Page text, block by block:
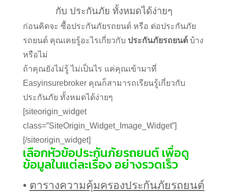
กับ ประกันภัย ทั้งหมดได้ง่ายๆ
ก่อนคิดจะ ซื้อประกันภัยรถยนต์ หรือ ต่อประกันภัย
รถยนต์ คุณเคยรู้อะไรเกี่ยวกับ ประกันภัยรถยนต์บ้าง
หรือไม่
ถ้าคุณยังไม่รู้ ไม่เป็นไร แค่คุณเข้ามาที่
Easyinsurebroker คุณก็สามารถเรียนรู้เกี่ยวกับ
ประกันภัย ทั้งหมดได้ง่ายๆ
[siteorigin_widget
class=”SiteOrigin_Widget_Image_Widget”]
[/siteorigin_widget]
เลือกหัวข้อประกันภัยรถยนต์ เพื่อดู
ข้อมูลในแต่ละเรื่อง อย่างรวดเร็ว
• ตารางความคุ้มครองประกันภัยรถยนต์